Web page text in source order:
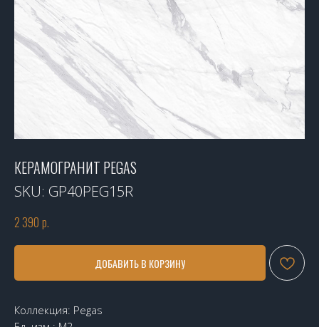
КЕРАМОГРАНИТ PEGAS
SKU: GP40PEG15R
2 390 р.
ДОБАВИТЬ В КОРЗИНУ
Коллекция: Pegas